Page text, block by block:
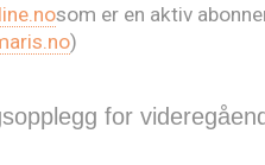
som er en aktiv
)
for